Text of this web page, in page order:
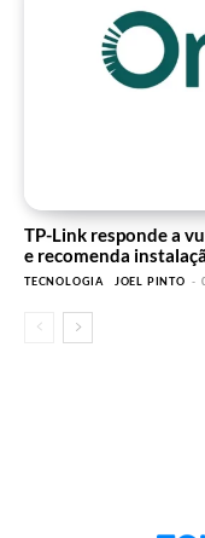
TP-Link responde a
e recomenda
TECNOLOGIA JOEL PINTO -